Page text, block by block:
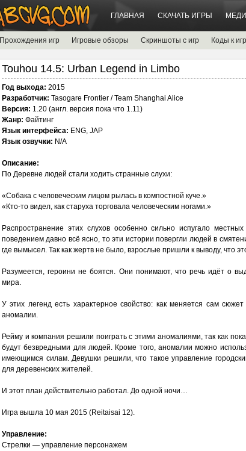
ГЛАВНАЯ СКАЧАТЬ ИГРЫ
Прохождения игр Игровые обзоры Скриншоты с игр Коды к
Touhou 14.5: Urban Legend in Limbo
Год выхода: 2015
Разработчик: Tasogare Frontier / Team Shanghai Alice
Версия: 1.20 (англ. версия пока что 1.11)
Жанр: Файтинг
Язык интерфейса: ENG, JAP
Язык озвучки: N/A
Описание:
По Деревне людей стали ходить странные слухи:
«Собака с человеческим лицом рылась в компостной куче.»
«Кто-то видел, как старуха торговала человеческим ногами.»
Распространение этих слухов особенно сильно испугало
поведением давно всё ясно, то эти истории повергли людей в
где вымысел. Так как жертв не было, взрослые пришли к выводу, что
Разумеется, героини не боятся. Они понимают, что речь идёт о
мира.
У этих легенд есть характерное свойство: как меняется сам
аномалии.
Рейму и компания решили поиграть с этими аномалиями, так как
будут безвредными для людей. Кроме того, аномалии можно
имеющимся силам. Девушки решили, что такое управление
для деревенских жителей.
И этот план действительно работал. До одной ночи…
Игра вышла 10 мая 2015 (Reitaisai 12).
Управление:
Стрелки — управление персонажем